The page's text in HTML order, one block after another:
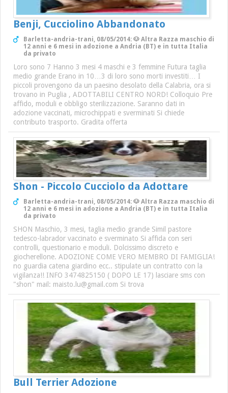
Benji, Cucciolino Abbandonato
Barletta-andria-trani, 08/05/2014: 🐶 Altra Razza maschio di
12 anni e 6 mesi in adozione a Andria (BT) e in tutta Italia
da privato
Loro sono 7 Hanno 3 mesi 4 maschi e 3 femmine Futura taglia
medio grande Erano in 10…3 di loro sono morti investiti… I
piccoli provengono da un paesino desolato della Calabria, ora si
trovano in Puglia , ADOTTABILI CENTRO NORD! Colloquio Pre
affido, moduli e obbligo sterilizzazione. Saranno dati in
adozione vaccinati, microchippati e sverminati Si chiede
contributo trasporto. Gradita offerta
Shon - Piccolo Cucciolo da Adottare
Barletta-andria-trani, 08/05/2014: 🐶 Altra Razza maschio di
12 anni e 6 mesi in adozione a Andria (BT) e in tutta Italia
da privato
SHON Maschio, 3 mesi, taglia medio grande Simil pastore
tedesco-labrador vaccinato e sverminato Si affida con seri
controlli, questionario e moduli. Dolcissimo discreto e
giocherellone. ADOZIONE COME VERO MEMBRO DI FAMIGLIA!
no guardia catena giardino ecc.. stipulate un contratto con la
vigilanza!! INFO 3474825150 ( DOPO LE 17) lasciare sms con
"shon" mail: maisto.lu@gmail.com Si trova
Bull Terrier Adozione